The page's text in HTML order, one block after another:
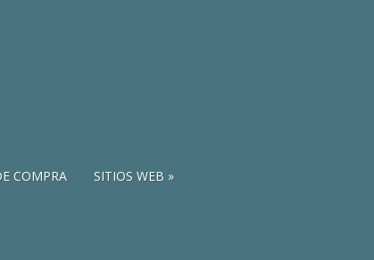
COMPRA
SITIOS WEB